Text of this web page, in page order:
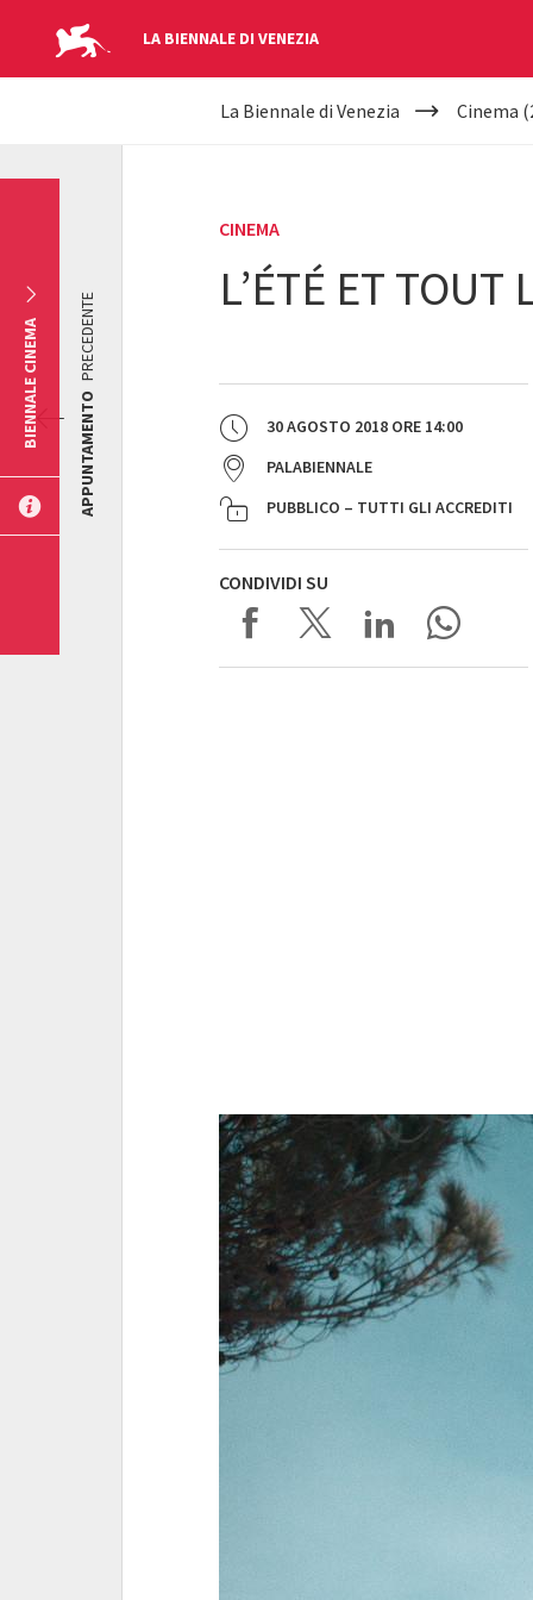
LA BIENNALE DI VENEZIA
YOUR
La Biennale di Venezia Cinema
CINEMA
L’ÉTÉ ET TOUT
30 AGOSTO 2018 ORE 14:00
PALABIENNALE
PUBBLICO – TUTTI GLI ACCREDITI
CONDIVIDI SU
APPUNTAMENTO
PRECEDENTE
BIENNALE CINEMA